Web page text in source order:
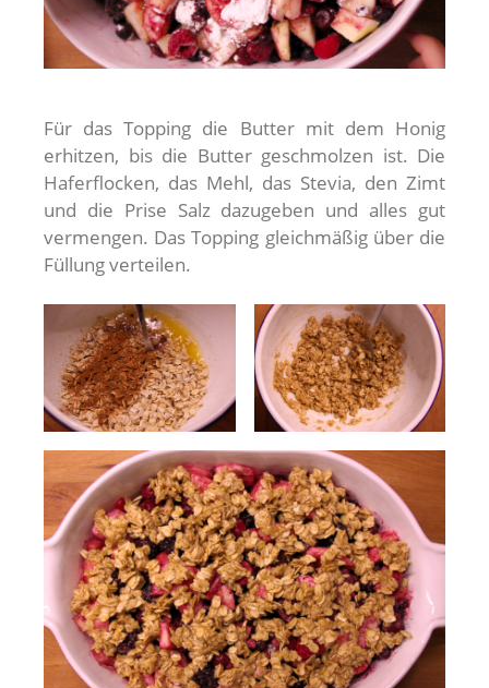
Für das Topping die Butter mit dem Honig
erhitzen, bis die Butter geschmolzen ist. Die
Haferflocken, das Mehl, das Stevia, den Zimt
und die Prise Salz dazugeben und alles gut
vermengen. Das Topping gleichmäßig über die
Füllung verteilen.